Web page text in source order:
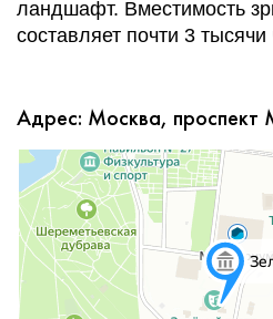
ландшафт. Вместимость
составляет почти 3 тысячи
Адрес: Москва, проспект